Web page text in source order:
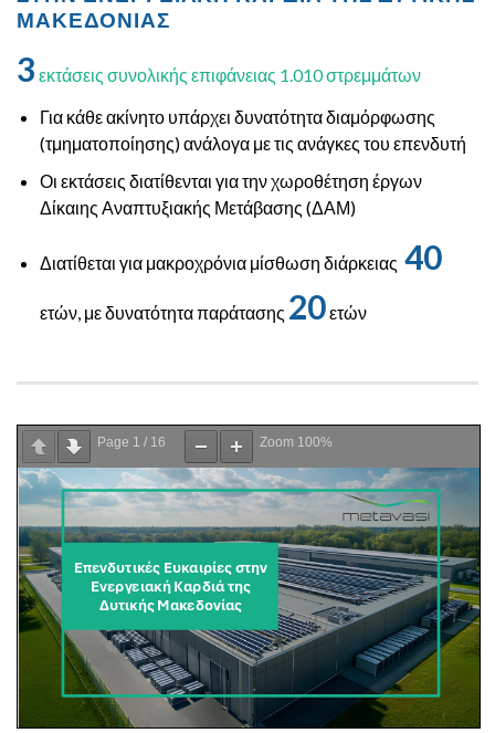
ΜΑΚΕΔΟΝΊΑΣ
3 εκτάσεις συνολικής επιφάνειας 1.010 στρεμμάτων
Για κάθε ακίνητο υπάρχει δυνατότητα διαμόρφωσης
(τμηματοποίησης) ανάλογα με τις ανάγκες του επενδυτή
Οι εκτάσεις διατίθενται για την χωροθέτηση έργων
Δίκαιης Αναπτυξιακής Μετάβασης (ΔΑΜ)
Διατίθεται για μακροχρόνια μίσθωση διάρκειας 40
ετών, με δυνατότητα παράτασης 20ετών
Page 1 / 16 Zoom 100%